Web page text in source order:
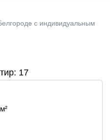
с индивидуальным
17